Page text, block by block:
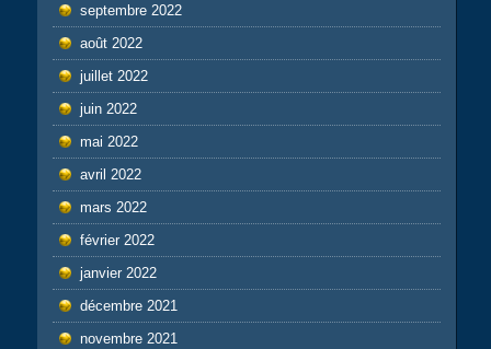
septembre 2022
août 2022
juillet 2022
juin 2022
mai 2022
avril 2022
mars 2022
février 2022
janvier 2022
décembre 2021
novembre 2021